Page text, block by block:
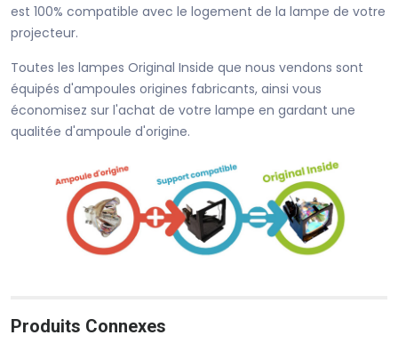
est 100% compatible avec le logement de la lampe de votre
projecteur.
Toutes les lampes Original Inside que nous vendons sont
équipés d'ampoules origines fabricants, ainsi vous
économisez sur l'achat de votre lampe en gardant une
qualitée d'ampoule d'origine.
Produits Connexes